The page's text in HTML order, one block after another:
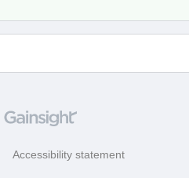
Accessibility statement